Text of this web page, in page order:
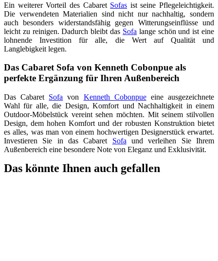
Ein weiterer Vorteil des Cabaret Sofas ist seine Pflegeleichtigkeit.
Die verwendeten Materialien sind nicht nur nachhaltig, sondern
auch besonders widerstandsfähig gegen Witterungseinflüsse und
leicht zu reinigen. Dadurch bleibt das Sofa lange schön und ist eine
lohnende Investition für alle, die Wert auf Qualität und
Langlebigkeit legen.
Das Cabaret Sofa von Kenneth Cobonpue als
perfekte Ergänzung für Ihren Außenbereich
Das Cabaret Sofa von Kenneth Cobonpueeine ausgezeichnete
Wahl für alle, die Design, Komfort und Nachhaltigkeit in einem
Outdoor-Möbelstück vereint sehen möchten. Mit seinem stilvollen
Design, dem hohen Komfort und der robusten Konstruktion bietet
es alles, was man von einem hochwertigen Designerstück erwartet.
Investieren Sie in das Cabaret Sofa und verleihen Sie Ihrem
Außenbereich eine besondere Note von Eleganz und Exklusivität.
Das könnte Ihnen auch gefallen